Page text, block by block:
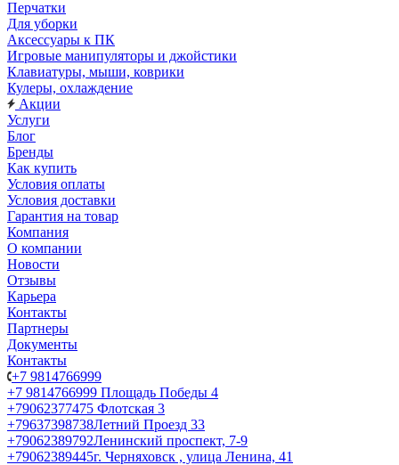
Перчатки
Для уборки
Аксессуары к ПК
Игровые манипуляторы и джойстики
Клавиатуры, мыши, коврики
Кулеры, охлаждение
Акции
Услуги
Блог
Бренды
Как купить
Условия оплаты
Условия доставки
Гарантия на товар
Компания
О компании
Новости
Отзывы
Карьера
Контакты
Партнеры
Документы
Контакты
+7 9814766999
+7 9814766999 Площадь Победы 4
+79062377475 Флотская 3
+79637398738Летний Проезд 33
+79062389792Ленинский проспект, 7-9
+79062389445г. Черняховск , улица Ленина, 41